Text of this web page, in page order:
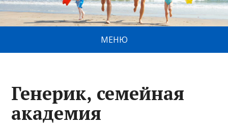
МЕНЮ
Генерик, семейная
академия